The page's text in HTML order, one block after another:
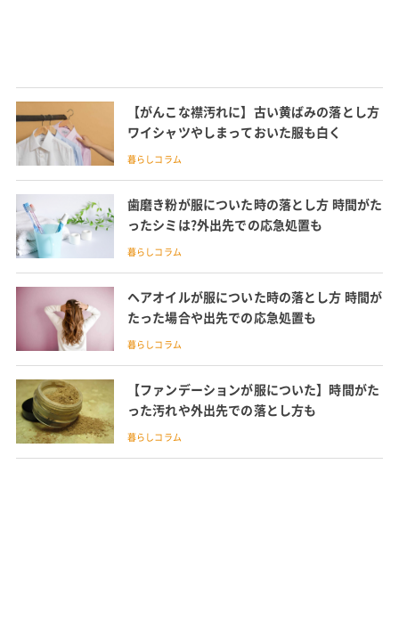
【がんこな襟汚れに】古い黄ばみの落とし方
ワイシャツやしまっておいた服も白く
暮らしコラム
歯磨き粉が服についた時の落とし方 時間がた
ったシミは?外出先での応急処置も
暮らしコラム
ヘアオイルが服についた時の落とし方 時間が
たった場合や出先での応急処置も
暮らしコラム
【ファンデーションが服についた】時間がた
った汚れや外出先での落とし方も
暮らしコラム